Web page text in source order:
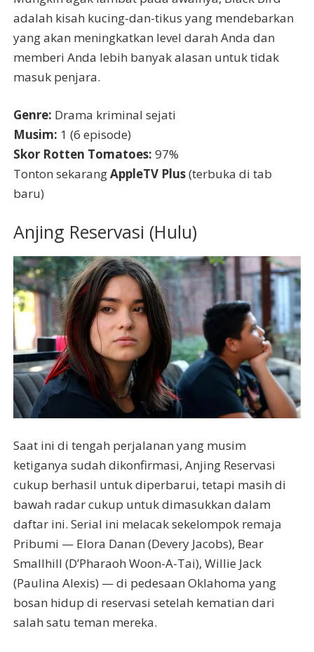
adalah kisah kucing-dan-tikus yang mendebarkan
yang akan meningkatkan level darah Anda dan
memberi Anda lebih banyak alasan untuk tidak
masuk penjara.
Genre: Drama kriminal sejati
Musim: 1 (6 episode)
Skor Rotten Tomatoes: 97%
Tonton sekarangAppleTV Plus(terbuka di tab
baru)
Anjing Reservasi (Hulu)
Saat ini di tengah perjalanan yang musim
ketiganya sudah dikonfirmasi, Anjing Reservasi
cukup berhasil untuk diperbarui, tetapi masih di
bawah radar cukup untuk dimasukkan dalam
daftar ini. Serial ini melacak sekelompok remaja
Pribumi — Elora Danan (Devery Jacobs), Bear
Smallhill (D’Pharaoh Woon-A-Tai), Willie Jack
(Paulina Alexis) — di pedesaan Oklahoma yang
bosan hidup di reservasi setelah kematian dari
salah satu teman mereka.